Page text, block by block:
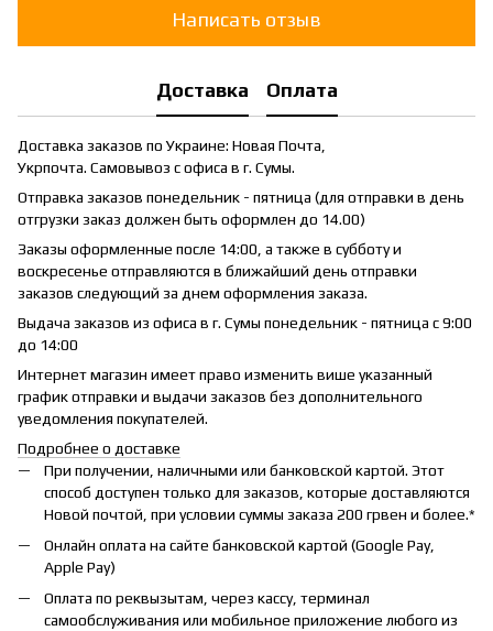
Написать отзыв
Доставка Оплата
Доставка заказов по Украине: Новая Почта,
Укрпочта. Самовывоз с офиса в г. Сумы.
Отправка заказов понедельник - пятница (для отправки в день
отгрузки заказ должен быть оформлен до 14.00)
Заказы оформленные после 14:00, а также в субботу и
воскресенье отправляются в ближайший день отправки
заказов следующий за днем оформления заказа.
Выдача заказов из офиса в г. Сумы понедельник - пятница с 9:00
до 14:00
Интернет магазин имеет право изменить више указанный
график отправки и выдачи заказов без дополнительного
уведомления покупателей.
Подробнее о доставке
При получении, наличными или банковской картой. Этот
способ доступен только для заказов, которые доставляются
Новой почтой, при условии суммы заказа 200 грвен и более.*
Онлайн оплата на сайте банковской картой (Google Pay,
Apple Pay)
Оплата по реквызытам, через кассу, терминал
самообслуживания или мобильное приложение любого из